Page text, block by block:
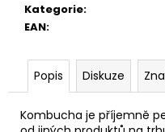
Kategorie:
EAN:
Popis Diskuze
Kombucha je příjemně
u
m